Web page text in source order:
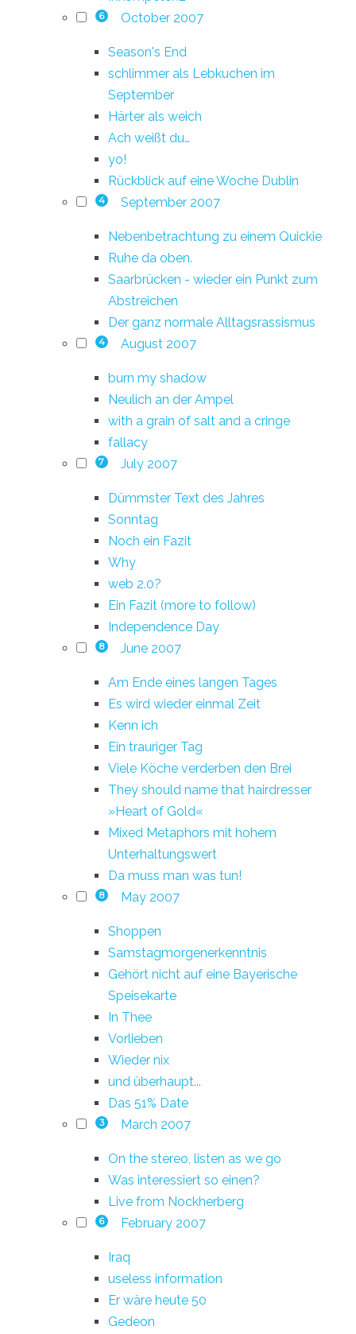
6 October 2007
Season's End
schlimmer als Lebkuchen im
September
Härter als weich
Ach weißt du…
yo!
Rückblick auf eine Woche Dublin
4 September 2007
Nebenbetrachtung zu einem Quickie
Ruhe da oben.
Saarbrücken - wieder ein Punkt zum
Abstreichen
Der ganz normale Alltagsrassismus
4 August 2007
burn my shadow
Neulich an der Ampel
with a grain of salt and a cringe
fallacy
7 July 2007
Dümmster Text des Jahres
Sonntag
Noch ein Fazit
Why
web 2.0?
Ein Fazit (more to follow)
Independence Day
8 June 2007
Am Ende eines langen Tages
Es wird wieder einmal Zeit
Kenn ich
Ein trauriger Tag
Viele Köche verderben den Brei
They should name that hairdresser
»Heart of Gold«
Mixed Metaphors mit hohem
Unterhaltungswert
Da muss man was tun!
8 May 2007
Shoppen
Samstagmorgenerkenntnis
Gehört nicht auf eine Bayerische
Speisekarte
In Thee
Vorlieben
Wieder nix
und überhaupt...
Das 51% Date
3 March 2007
On the stereo, listen as we go
Was interessiert so einen?
Live from Nockherberg
6 February 2007
Iraq
useless information
Er wäre heute 50
Gedeon